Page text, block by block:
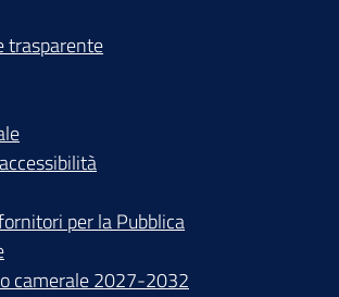
trasparente
per la Pubblica
camerale 2027-2032